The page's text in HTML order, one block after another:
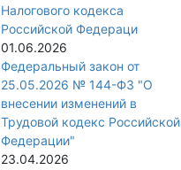
Налогового кодекса
Российской Федераци
01.06.2026
Федеральный закон от
25.05.2026 № 144-ФЗ "О
внесении изменений в
Трудовой кодекс Российской
Федерации"
23.04.2026